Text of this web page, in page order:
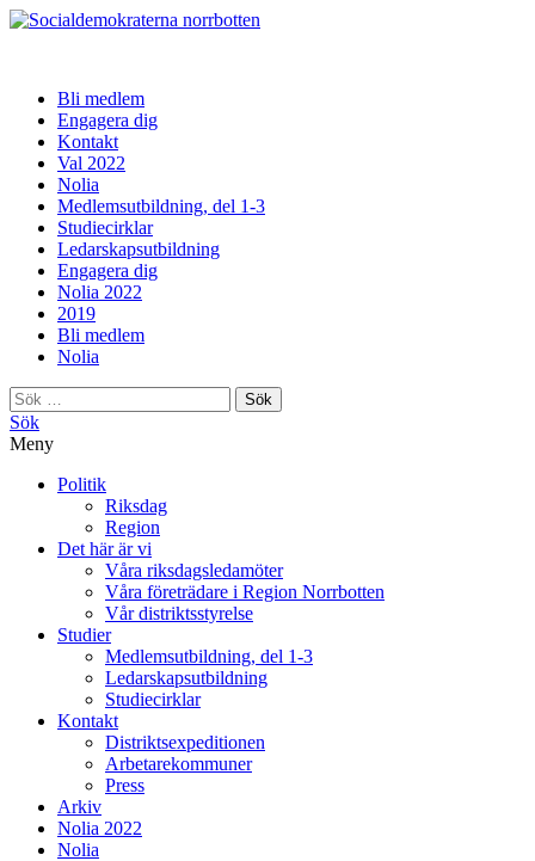
norrbotten
Bli medlem
Engagera dig
Kontakt
Val 2022
Nolia
Medlemsutbildning, del 1-3
Studiecirklar
Ledarskapsutbildning
Engagera dig
Nolia 2022
2019
Bli medlem
Nolia
Sök
efter:
Sök
Meny
Politik
Riksdag
Region
Det här är vi
Våra riksdagsledamöter
Våra företrädare i Region Norrbotten
Vår distriktsstyrelse
Studier
Medlemsutbildning, del 1-3
Ledarskapsutbildning
Studiecirklar
Kontakt
Distriktsexpeditionen
Arbetarekommuner
Press
Arkiv
Nolia 2022
Nolia